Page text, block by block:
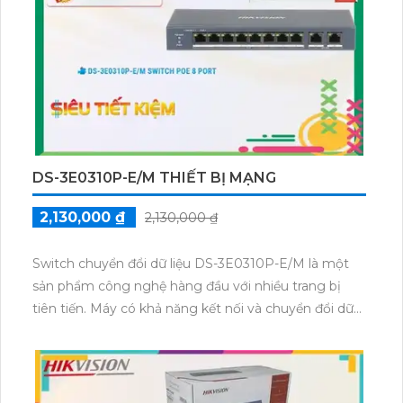
ảnh màu đẹp hơn và cho phép xem được ban đêm
với chất lượng hình ảnh rõ nét nhờ công nghệ Hồng
DS-3E0310P-E/M THIẾT BỊ MẠNG
2,130,000 ₫ 2,130,000 ₫
Switch chuyển đổi dữ liệu DS-3E0310P-E/M là một
sản phẩm công nghệ hàng đầu với nhiều trang bị
tiên tiến. Máy có khả năng kết nối và chuyển đổi dữ
kế với 10 cổng Ethernet 10/100Mbps, giúp cung cấp
tốc độ truyền tải cao và đáng tin cậy. Ngoài ra, sản
phẩm này còn được trang bị tính năng PoE (Power